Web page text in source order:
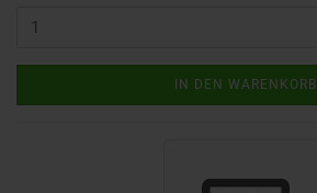
IN DEN WARENKORB